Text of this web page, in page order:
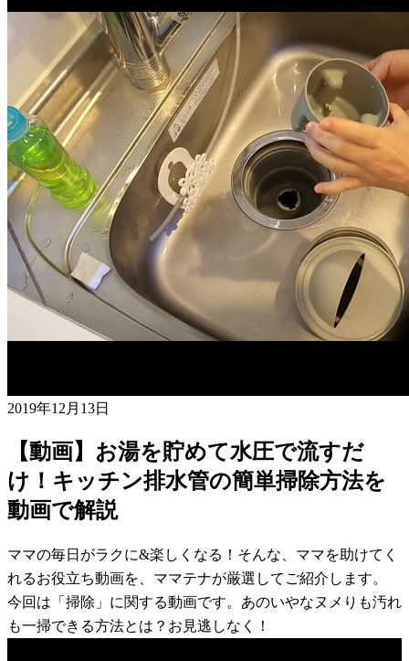
2019年12月13日
【動画】お湯を貯めて水圧で流すだ
け！キッチン排水管の簡単掃除方法を
動画で解説
ママの毎日がラクに&楽しくなる！そんな、ママを助けてく
れるお役立ち動画を、ママテナが厳選してご紹介します。
今回は「掃除」に関する動画です。あのいやなヌメりも汚れ
も一掃できる方法とは？お見逃しなく！